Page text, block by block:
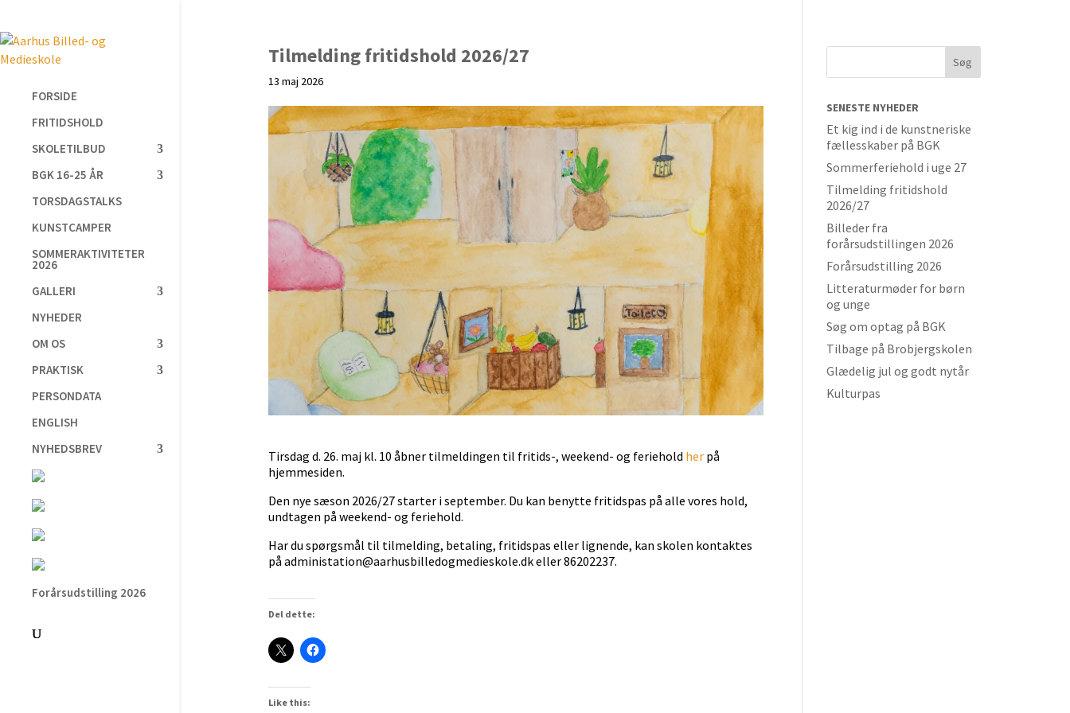
FORSIDE
FRITIDSHOLD
SKOLETILBUD
BGK 16-25 ÅR
TORSDAGSTALKS
KUNSTCAMPER
SOMMERAKTIVITETER
2026
GALLERI
NYHEDER
OM OS
PRAKTISK
PERSONDATA
ENGLISH
NYHEDSBREV
Forårsudstilling 2026
Tilmelding fritidshold 2026/27
13 maj 2026
Tirsdag d. 26. maj kl. 10 åbner tilmeldingen til fritids-, weekend- og feriehold herpå
hjemmesiden.
Den nye sæson 2026/27 starter i september. Du kan benytte fritidspas på alle vores hold,
undtagen på weekend- og feriehold.
Har du spørgsmål til tilmelding, betaling, fritidspas eller lignende, kan skolen kontaktes
på administation@aarhusbilledogmedieskole.dk eller 86202237.
Del dette:
Like this:
SENESTE NYHEDER
Et kig ind i de kunstneriske
fællesskaber på BGK
Sommerferiehold i uge 27
Tilmelding fritidshold
2026/27
Billeder fra
forårsudstillingen 2026
Forårsudstilling 2026
Litteraturmøder for børn
og unge
Søg om optag på BGK
Tilbage på Brobjergskolen
Glædelig jul og godt nytår
Kulturpas